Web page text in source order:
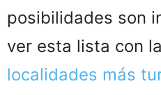
posibilidades son
ver esta lista con
localidades más